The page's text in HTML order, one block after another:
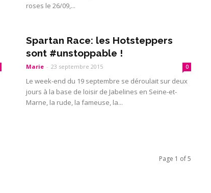
roses le 26/09,...
Spartan Race: les Hotsteppers
sont #unstoppable !
Marie - 23 septembre 2015 0
Le week-end du 19 septembre se déroulait sur deux
jours à la base de loisir de Jabelines en Seine-et-
Marne, la rude, la fameuse, la...
Page 1 of 5